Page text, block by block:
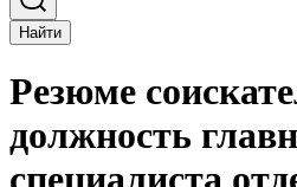
Найти
Резюме
должность